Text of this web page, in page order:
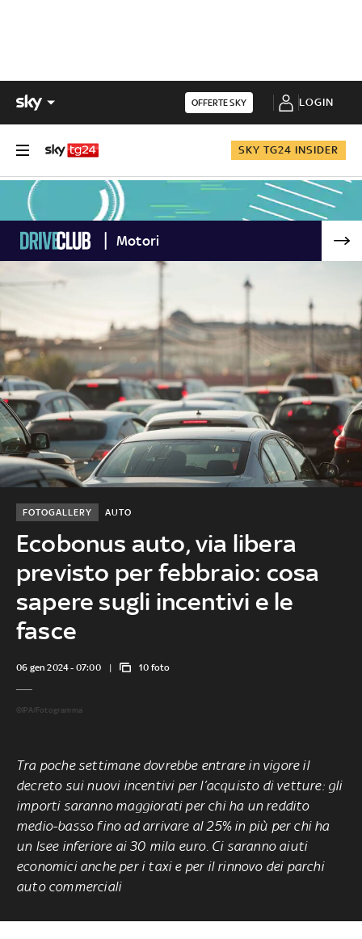
OFFERTE SKY LOGIN
SKY TG24 INSIDER
Motori
Ecobonus auto, via libera
previsto per febbraio: cosa
sapere sugli incentivi e le
fasce
AUTO
FOTOGALLERY
06 gen 2024 - 07:00 10 foto
©IPA/Fotogramma
Tra poche settimane dovrebbe entrare in vigore il
decreto sui nuovi incentivi per l’acquisto di vetture: gli
importi saranno maggiorati per chi ha un reddito
medio-basso fino ad arrivare al 25% in più per chi ha
un Isee inferiore ai 30 mila euro. Ci saranno aiuti
economici anche per i taxi e per il rinnovo dei parchi
auto commerciali